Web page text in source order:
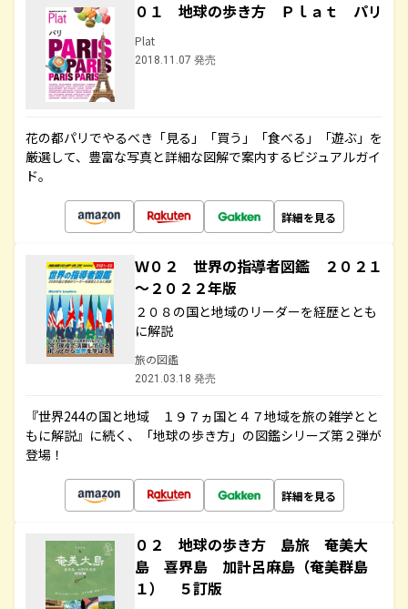
０１ 地球の歩き方 Ｐｌａｔ パリ
Plat
2018.11.07 発売
花の都パリでやるべき「見る」「買う」「食べる」「遊ぶ」を
厳選して、豊富な写真と詳細な図解で案内するビジュアルガイ
ド。
詳細を見る
Ｗ０２ 世界の指導者図鑑 ２０２１
～２０２２年版
２０８の国と地域のリーダーを経歴ととも
に解説
旅の図鑑
2021.03.18 発売
『世界244の国と地域 １９７ヵ国と４７地域を旅の雑学とと
もに解説』に続く、「地球の歩き方」の図鑑シリーズ第２弾が
登場！
詳細を見る
０２ 地球の歩き方 島旅 奄美大
島 喜界島 加計呂麻島（奄美群島
１） ５訂版